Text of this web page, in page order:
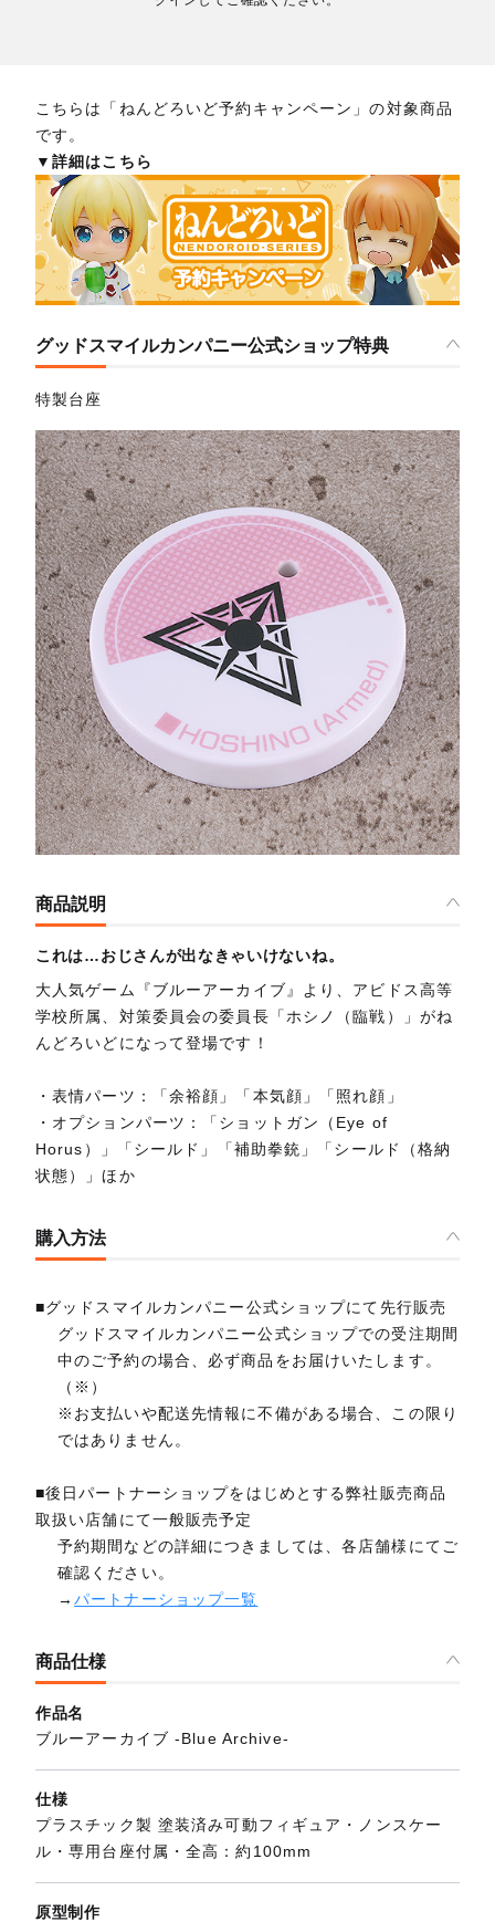
こちらは「ねんどろいど予約キャンペーン」の対象商品
です。
▼詳細はこちら
グッドスマイルカンパニー公式ショップ特典
特製台座
商品説明
これは…おじさんが出なきゃいけないね。
大人気ゲーム『ブルーアーカイブ』より、アビドス高等
学校所属、対策委員会の委員長「ホシノ（臨戦）」がね
んどろいどになって登場です！
・表情パーツ：「余裕顔」「本気顔」「照れ顔」
・オプションパーツ：「ショットガン（Eye of
Horus）」「シールド」「補助拳銃」「シールド（格納
状態）」ほか
購入方法
■グッドスマイルカンパニー公式ショップにて先行販売
グッドスマイルカンパニー公式ショップでの受注期間
中のご予約の場合、必ず商品をお届けいたします。
（※）
※お支払いや配送先情報に不備がある場合、この限り
ではありません。
■後日パートナーショップをはじめとする弊社販売商品
取扱い店舗にて一般販売予定
予約期間などの詳細につきましては、各店舗様にてご
確認ください。
→パートナーショップ一覧
商品仕様
作品名
ブルーアーカイブ -Blue Archive-
仕様
プラスチック製 塗装済み可動フィギュア・ノンスケー
ル・専用台座付属・全高：約100mm
原型制作